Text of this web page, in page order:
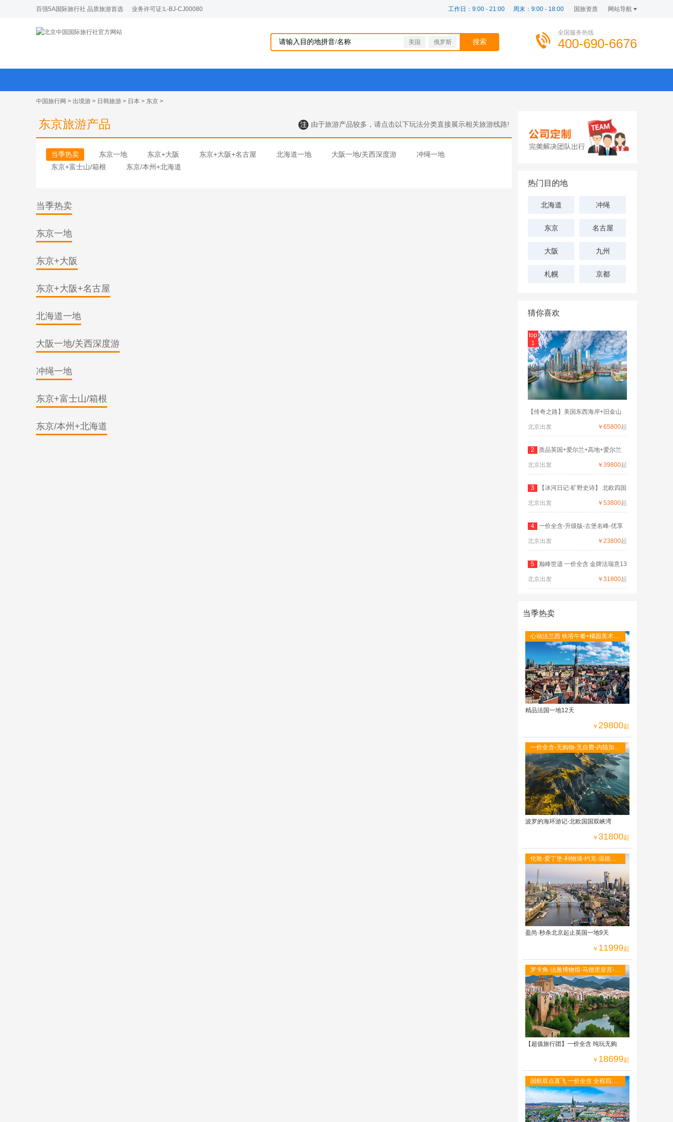
百强5A国际旅行社 品质旅游首选 业务许可证:L-BJ-CJ00080 网站导航
国旅资质
工作日：9:00 - 21:00 周末：9:00 - 18:00
美国 俄罗斯
全国服务热线
400-690-6676
中国旅行网 > 出境游 > 日韩旅游 > 日本 > 东京 >
东京旅游产品 由于旅游产品较多，请点击以下玩法分类直接展示相关旅游线路!
当季热卖 东京一地 东京+大阪 东京+大阪+名古屋 北海道一地 大阪一地/关西深度游
冲绳一地
东京+富士山/箱根
东京/本州+北海道
当季热卖
东京一地
东京+大阪
东京+大阪+名古屋
北海道一地
大阪一地/关西深度游
冲绳一地
东京+富士山/箱根
东京/本州+北海道
热门目的地
北海道 冲绳
东京 名古屋
大阪 九州
札幌 京都
猜你喜欢
top
1
【传奇之路】美国东西海岸+旧金山
北京出发 ￥65800起
2 质品英国+爱尔兰+高地+爱尔兰
深度
北京出发 ￥39800起
3 【冰河日记-旷野史诗】 北欧四国
双
北京出发 ￥53800起
4 一价全含-升级版-古堡名峰-优享
德
北京出发 ￥23800起
5 巅峰世遗 一价全含 金牌法瑞意13
日
北京出发 ￥31800起
当季热卖
心动法兰西 铁塔午餐+橘园美术馆
+圣米歇尔山+图卢茨航空馆+卡尔
卡松城堡
精品法国一地12天
￥ 29800起
一价全含-无购物-无自费-内陆加飞
不走回头路-双点进出-峡湾游船-观
光小火车
波罗的海环游记-北欧国国双峡湾
￥ 31800起
伦敦-爱丁堡-利物浦-约克-温德米
尔湖区-牛津大学-莎士比亚故居-伦
敦自由活动
盈尚·秒杀北京起止英国一地9天
￥ 11999起
罗卡角-法雅博物馆-马德里皇宫-阿
尔罕布拉宫-古城托莱多-全程当地
四星级酒店
【超值旅行团】一价全含 纯玩无购
￥ 18699起
国航双点直飞 一价全含 全程四星
酒店 免费WIFI 二人游轮内舱 六菜
一汤